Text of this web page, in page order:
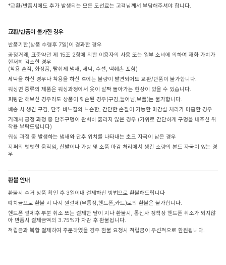
*교환/반품시에도 추가 발생되는 모든 도선료는 고객님께서 부담해주셔야 합니다.
교환/반품이 불가한 경우
반품기한(상품 수령후 7일)이 경과한 경우
공정거래, 표준약관 제 15조 2항에 의한 이용자의 사용 또는 일부 소비에 의하여 재화 가치가
현저히 감소한 경우
(착용 흔적, 화장품, 탈취제 냄새, 세탁, 수선, 택훼손 포함)
세탁을 하신 경우나 착용을 하신 후에는 불량이 발견되어도 교환/반품이 불가합니다.
워싱면 종류의 제품은 워싱과정에서 옷이 살짝 돌아가는 현상이 있을 수 있습니다.
피팅만 해보신 경우라도 상품이 훼손된 경우(구김,늘어남,보풀)는 불가합니다.
배송 시 생긴 구김, 단추 바느질의 느슨함, 간단한 손질이 가능한 마감실 처리가 미흡한 경우
거래처 공정 과정 중 단추구멍이 완벽히 뚫리지 않은 경우 (가위로 간단하게 구멍을 내주신 뒤
착용 부탁드립니다)
워싱 과정 중 발생하는 냄새와 단추 위치를 나타내는 초크 자국이 남은 경우
지퍼의 뻣뻣한 움직임, 신발이나 가방 및 소품 마감 처리에서 생긴 소량의 본드 자국이 있는 경
우
환불 안내
환불시 수거 상품 확인 후 3일이내 결제하신 방법으로 환불해드립니다
예치금으로 환불 시 다시 원결제(무통장,핸드폰,카드)로의 환불은 불가합니다.
핸드폰 결제후 부분 취소 또는 결제한 달이 지나 환불시, 통신사 정책상 핸드폰 취소가 되지않
아 반품시 결제금액의 3.75%가 차감 후 환불됩니다.
적립금과 복합 결제하여 주문하였을 경우 환불 요청시 적립금이 우선적으로 환원됩니다.